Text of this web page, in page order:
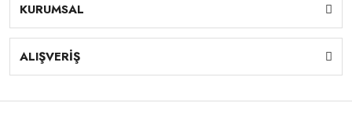
KURUMSAL
ALIŞVERİŞ